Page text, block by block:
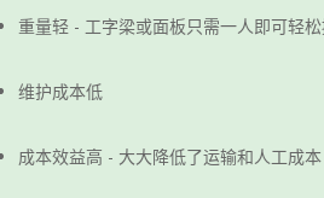
重量轻 - 工字梁或面板只需一人即可轻
维护成本低
成本效益高 - 大大降低了运输和人工成本